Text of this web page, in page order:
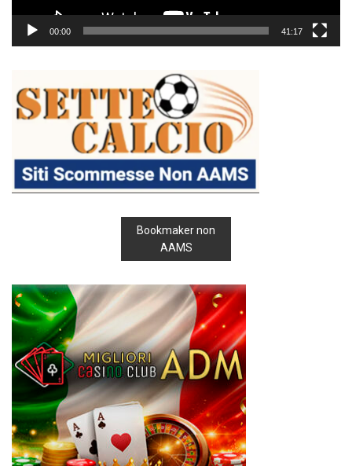
00:00 41:17
Bookmaker non
AAMS